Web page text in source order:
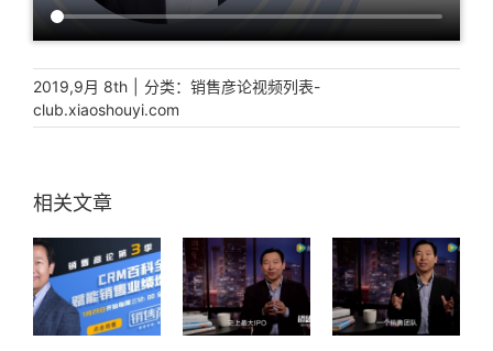
2019,9月 8th 分类： 销售彦论视频列表-
club.xiaoshouyi.com